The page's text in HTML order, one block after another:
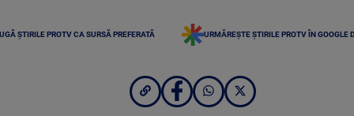
ȘTIRILE PROTV CA SURSĂ PREFERATĂ URMĂREȘTE ȘTIRILE PROTV ÎN GOOGLE